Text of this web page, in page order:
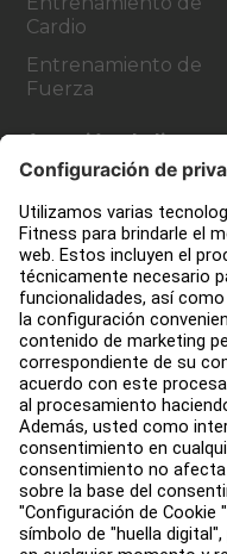
Cardio
Entrenamiento de
Fuerza
Atención al cliente
Diseño de
Centro de servicios
Centro de Educación
Quiénes somos
Buscar un
Encuentra una
Legal
Accesibilidad
Trabaja con